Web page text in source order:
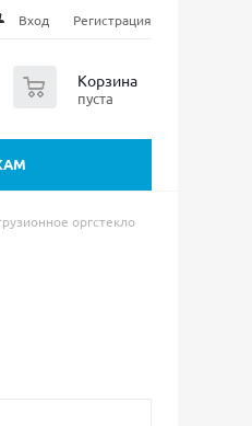
Вход Регистрация
Корзина
пуста
оргстекло